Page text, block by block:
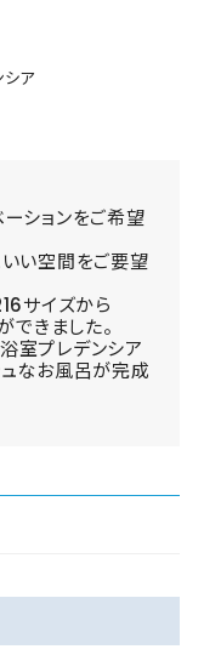
シア
ションをご希望
いい空間をご要望
サイズから
できました。
室プレデンシア
ュなお風呂が完成